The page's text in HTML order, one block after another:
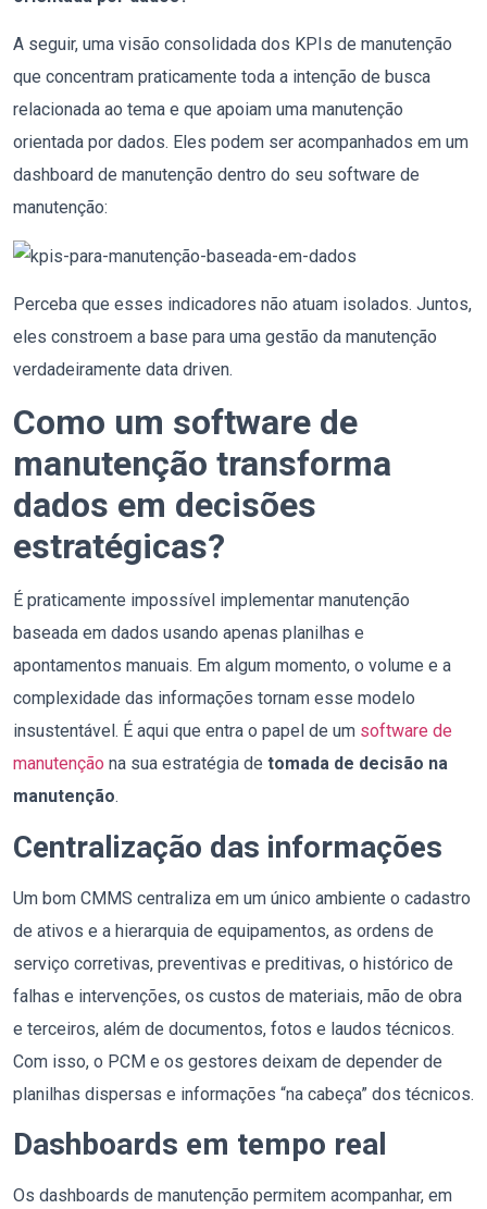
A seguir, uma visão consolidada dos KPIs de manutenção
que concentram praticamente toda a intenção de busca
relacionada ao tema e que apoiam uma manutenção
orientada por dados. Eles podem ser acompanhados em um
dashboard de manutenção dentro do seu software de
manutenção:
Perceba que esses indicadores não atuam isolados. Juntos,
eles constroem a base para uma gestão da manutenção
verdadeiramente data driven.
Como um software de
manutenção transforma
dados em decisões
estratégicas?
É praticamente impossível implementar manutenção
baseada em dados usando apenas planilhas e
apontamentos manuais. Em algum momento, o volume e a
complexidade das informações tornam esse modelo
insustentável. É aqui que entra o papel de um software de
manutenção na sua estratégia de tomada de decisão na
manutenção.
Centralização das informações
Um bom CMMS centraliza em um único ambiente o cadastro
de ativos e a hierarquia de equipamentos, as ordens de
serviço corretivas, preventivas e preditivas, o histórico de
falhas e intervenções, os custos de materiais, mão de obra
e terceiros, além de documentos, fotos e laudos técnicos.
Com isso, o PCM e os gestores deixam de depender de
planilhas dispersas e informações “na cabeça” dos técnicos.
Dashboards em tempo real
Os dashboards de manutenção permitem acompanhar, em